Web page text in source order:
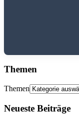
Themen
Themen
Neueste Beiträge